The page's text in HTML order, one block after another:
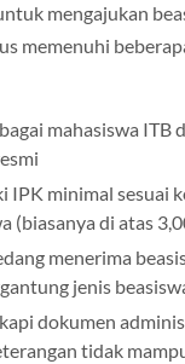
mengajukan
memenuhi
mahasiswa ITB
IPK minimal sesuai
(biasanya di atas
menerima
jenis
dokumen
tidak